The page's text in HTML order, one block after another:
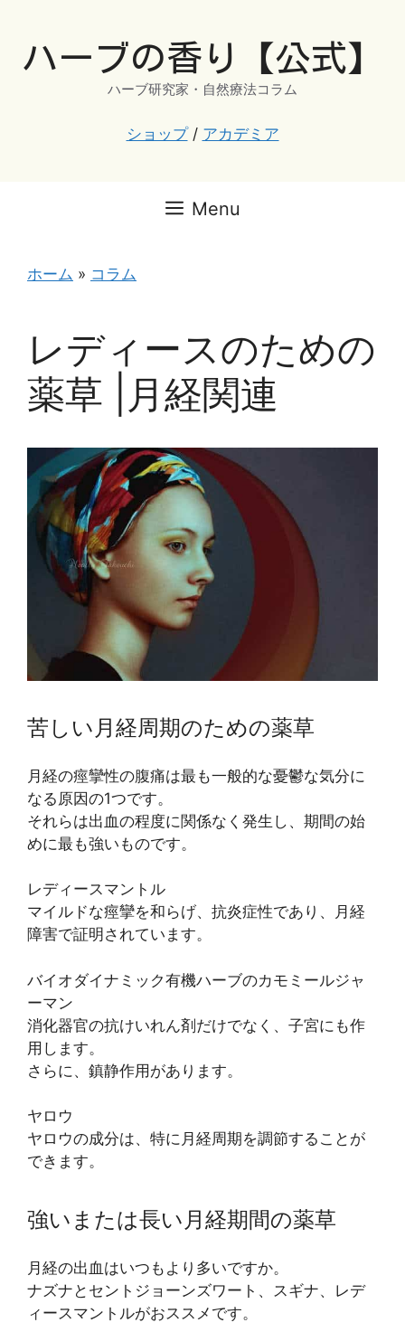
ハーブの香り【公式】
ハーブ研究家・自然療法コラム
ショップ/ アカデミア
Menu
ホーム » コラム
レディースのための
薬草 |月経関連
苦しい月経周期のための薬草
月経の痙攣性の腹痛は最も一般的な憂鬱な気分に
なる原因の1つです。
それらは出血の程度に関係なく発生し、期間の始
めに最も強いものです。
レディースマントル
マイルドな痙攣を和らげ、抗炎症性であり、月経
障害で証明されています。
バイオダイナミック有機ハーブのカモミールジャ
ーマン
消化器官の抗けいれん剤だけでなく、子宮にも作
用します。
さらに、鎮静作用があります。
ヤロウ
ヤロウの成分は、特に月経周期を調節することが
できます。
強いまたは長い月経期間の薬草
月経の出血はいつもより多いですか。
ナズナとセントジョーンズワート、スギナ、レデ
ィースマントルがおススメです。